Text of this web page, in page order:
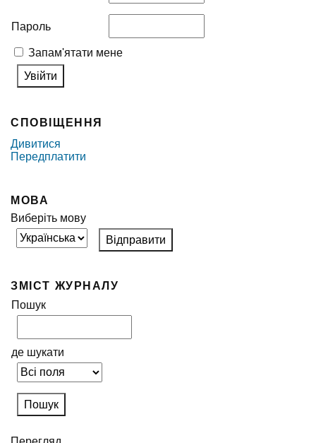
Пароль
Запам'ятати мене
СПОВІЩЕННЯ
Дивитися
Передплатити
МОВА
Виберіть мову
ЗМІСТ ЖУРНАЛУ
Пошук
де шукати